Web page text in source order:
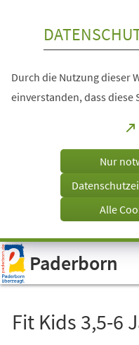
Visuelle
Assistenzsoftware
öffnen.
Durch die Nutzung dieser
einverstanden, dass diese
Nur
Alle
Paderborn
Fit Kids 3,5-6